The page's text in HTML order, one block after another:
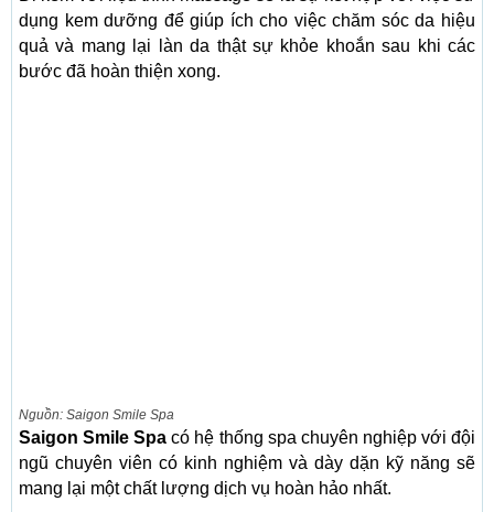
dụng kem dưỡng để giúp ích cho việc chăm sóc da hiệu
quả và mang lại làn da thật sự khỏe khoắn sau khi các
bước đã hoàn thiện xong.
Nguồn: Saigon Smile Spa
Saigon Smile Spa có hệ thống spa chuyên nghiệp với đội
ngũ chuyên viên có kinh nghiệm và dày dặn kỹ năng sẽ
mang lại một chất lượng dịch vụ hoàn hảo nhất.